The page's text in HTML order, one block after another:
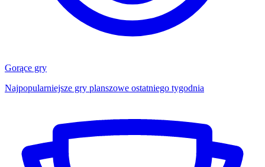
Gorące gry
Najpopularniejsze gry planszowe ostatniego tygodnia